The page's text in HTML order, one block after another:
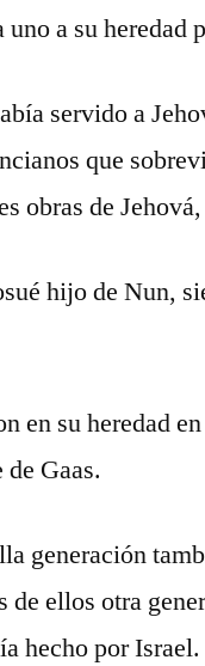
a su heredad
servido a
que
obras de
hijo de Nun,
en su heredad
Gaas.
generación
de ellos otra
hecho por Israel.